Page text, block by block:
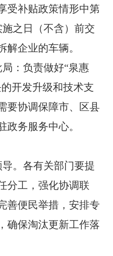
受补贴政策情形中第
之日（不含）前交
解企业的车辆。
： 负责做好“泉惠
开发升级和技术支
要协调保障市、区县
政务服务中心。
。 各有关部门要提
分工，强化协调联
善便民举措，安排专
确保淘汰更新工作落